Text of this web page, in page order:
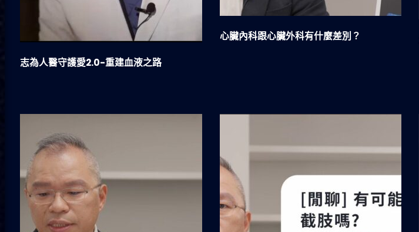
志為人醫守護愛2.0-重建血液之路
心臟內科跟心臟外科有什麼差別？